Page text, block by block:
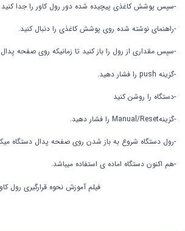
-سپس پوشش کاغذی پیچیده شده دور رول کاور را جدا کنید
-راهنمای نوشته شده روی پوشش کاغذی را دنبال کنید.
-سپس مقداری از رول را باز کنید تا زمانیکه روی صفحه پدال
-گزینه push را فشار دهید.
-دستگاه را روشن کنید
-گزینهManual/Reset را فشار دهید.
-رول دستگاه شروع به باز شدن روی صفحه پدال دستگاه
-هم اکنون دستگاه اماده ی استفاده میباشد.
فیلم آموزش نحوه قرارگیری رول